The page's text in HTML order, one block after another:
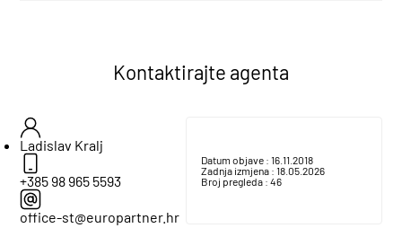
Kontaktirajte agenta
Ladislav Kralj
+385 98 965 5593
office-st@europartner.hr
Datum objave : 16.11.2018
Zadnja izmjena : 18.05.2026
Broj pregleda : 46